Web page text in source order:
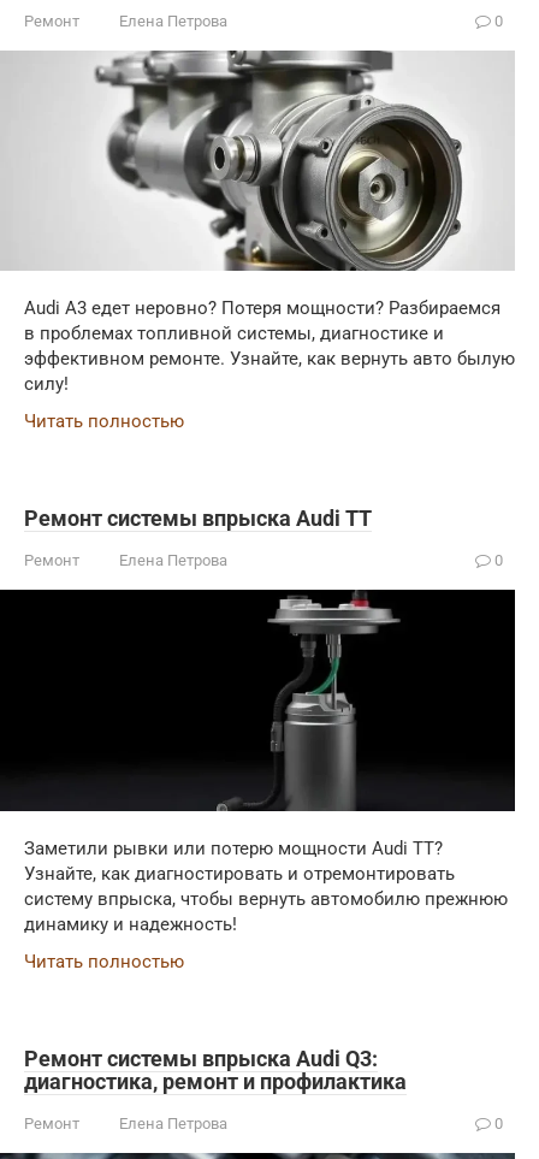
Ремонт Елена Петрова 0
Audi A3 едет неровно? Потеря мощности? Разбираемся
в проблемах топливной системы, диагностике и
эффективном ремонте. Узнайте, как вернуть авто былую
силу!
Читать полностью
Ремонт системы впрыска Audi TT
Ремонт Елена Петрова 0
Заметили рывки или потерю мощности Audi TT?
Узнайте, как диагностировать и отремонтировать
систему впрыска, чтобы вернуть автомобилю прежнюю
динамику и надежность!
Читать полностью
Ремонт системы впрыска Audi Q3:
диагностика, ремонт и профилактика
Ремонт Елена Петрова 0